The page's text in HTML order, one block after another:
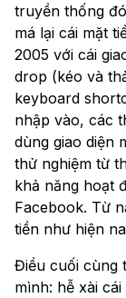
truyền thống
má lại cái mặt
2005 với cái
drop (kéo và
keyboard
nhập vào, các
dùng giao diện
thử nghiệm từ
khả năng hoạt
Facebook. Từ
tiền như hiện
Điều cuối cùng
mình: hễ xài